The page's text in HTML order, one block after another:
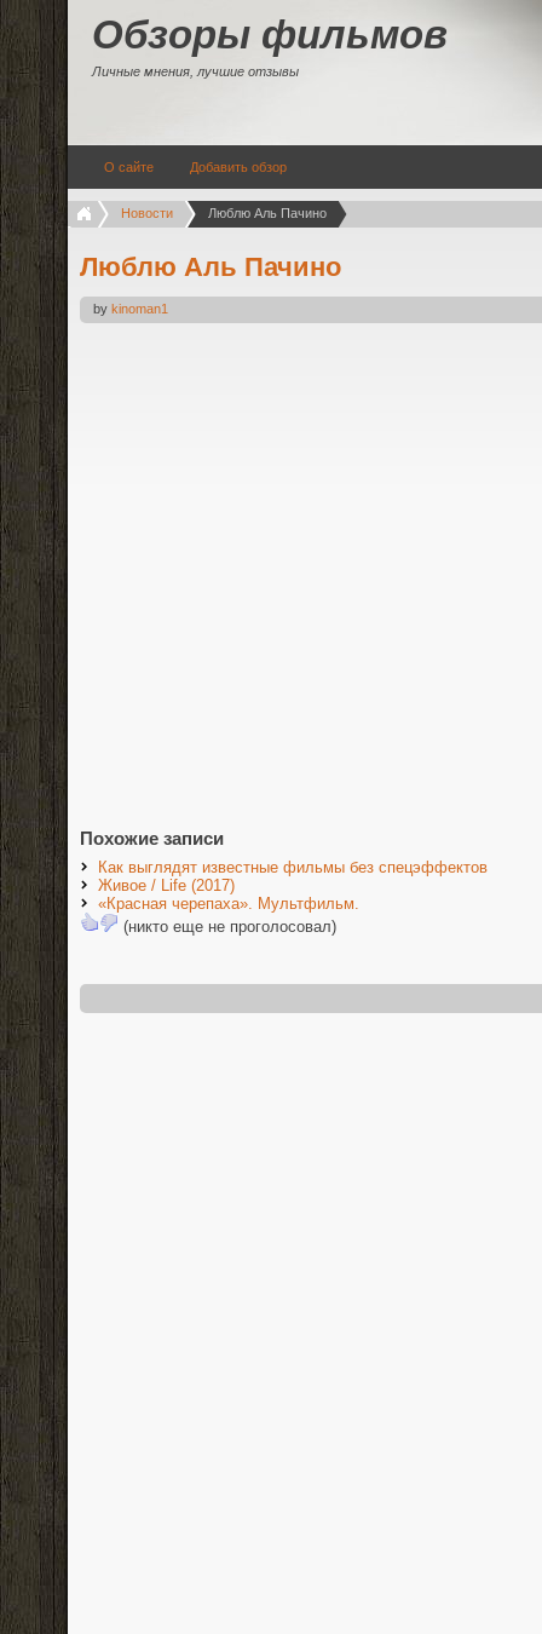
Обзоры фильмов
Личные мнения, лучшие отзывы
О сайте Добавить обзор
Новости Люблю Аль Пачино
Люблю Аль Пачино
by kinoman1
Похожие записи
Как выглядят известные фильмы без спецэффектов
Живое / Life (2017)
«Красная черепаха». Мультфильм.
(никто еще не проголосовал)